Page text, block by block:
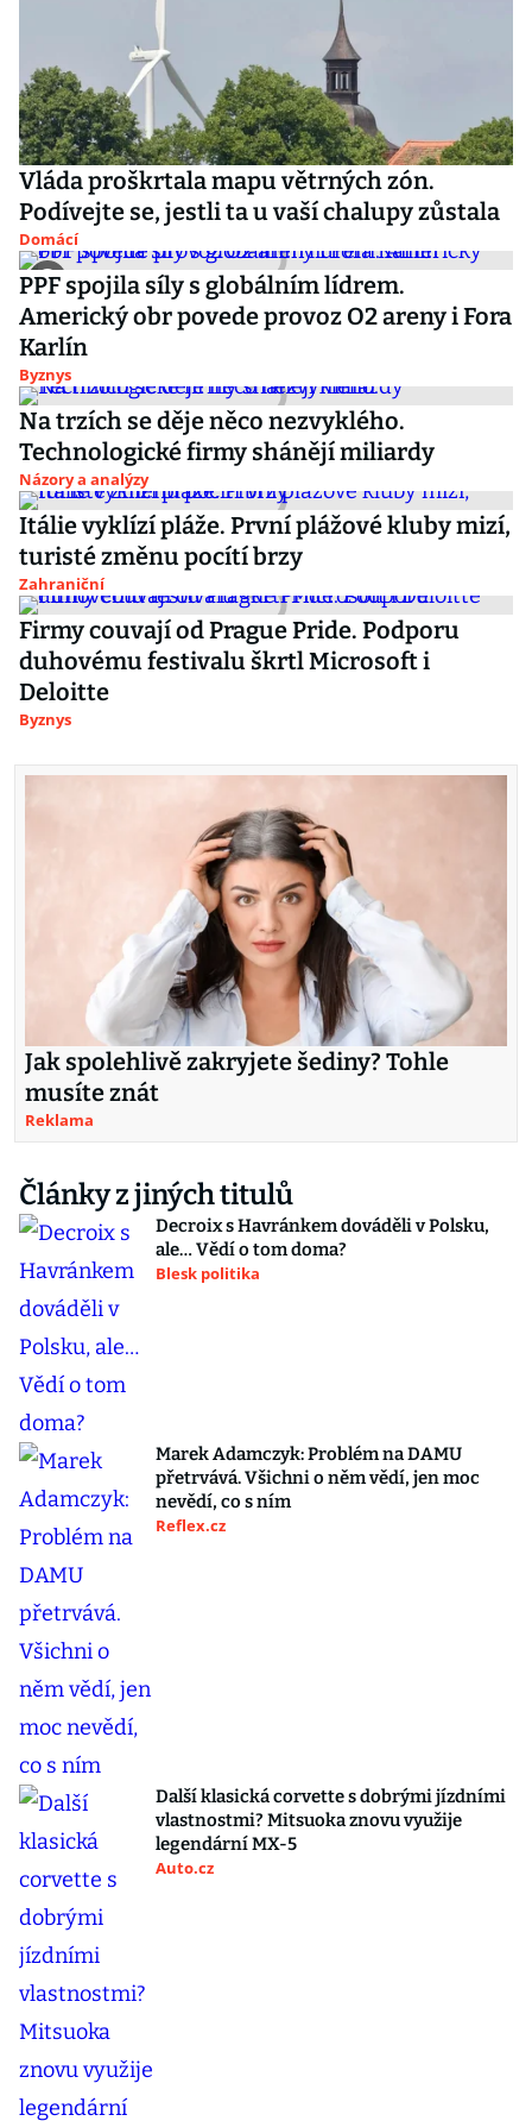
Vláda proškrtala mapu větrných zón.
Podívejte se, jestli ta u vaší chalupy zůstala
Domácí
PPF spojila síly s globálním lídrem.
Americký obr povede provoz O2 areny i Fora
Karlín
Byznys
Na trzích se děje něco nezvyklého.
Technologické firmy shánějí miliardy
Názory a analýzy
Itálie vyklízí pláže. První plážové kluby mizí,
turisté změnu pocítí brzy
Zahraniční
Firmy couvají od Prague Pride. Podporu
duhovému festivalu škrtl Microsoft i
Deloitte
Byznys
Jak spolehlivě zakryjete šediny? Tohle
musíte znát
Reklama
Články z jiných titulů
Decroix s Havránkem dováděli v Polsku,
ale… Vědí o tom doma?
Blesk politika
Marek Adamczyk: Problém na DAMU
přetrvává. Všichni o něm vědí, jen moc
nevědí, co s ním
Reflex.cz
Další klasická corvette s dobrými jízdními
vlastnostmi? Mitsuoka znovu využije
legendární MX-5
Auto.cz